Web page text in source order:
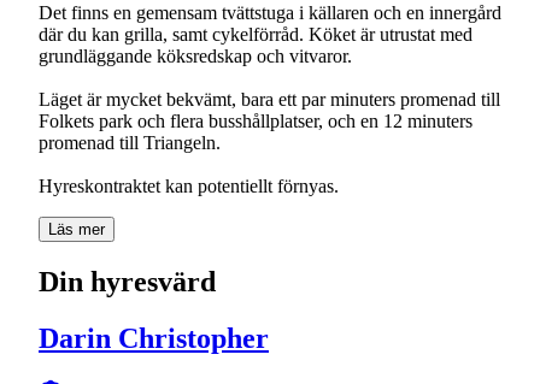
Det finns en gemensam tvättstuga i källaren och en innergård
där du kan grilla, samt cykelförråd. Köket är utrustat med
grundläggande köksredskap och vitvaror.
Läget är mycket bekvämt, bara ett par minuters promenad till
Folkets park och flera busshållplatser, och en 12 minuters
promenad till Triangeln.
Läs mer
Din hyresvärd
Darin Christopher